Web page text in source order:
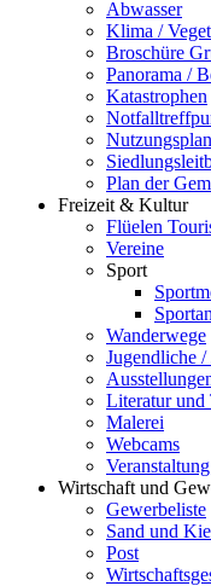
Abwasser
Klima /
Broschüre
Panorama /
Katastrophen
Plan der
Freizeit & Kultur
Flüelen
Vereine
Sport
Wanderwege
Jugendliche
Literatur und
Malerei
Webcams
Wirtschaft und
Gewerbeliste
Sand und
Post